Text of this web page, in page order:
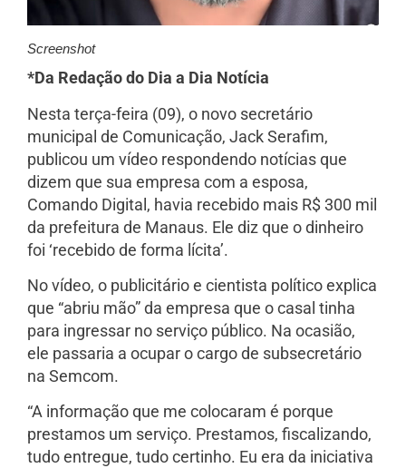
Screenshot
*Da Redação do Dia a Dia Notícia
Nesta terça-feira (09), o novo secretário
municipal de Comunicação, Jack Serafim,
publicou um vídeo respondendo notícias que
dizem que sua empresa com a esposa,
Comando Digital, havia recebido mais R$ 300 mil
da prefeitura de Manaus. Ele diz que o dinheiro
foi ‘recebido de forma lícita’.
No vídeo, o publicitário e cientista político explica
que “abriu mão” da empresa que o casal tinha
para ingressar no serviço público. Na ocasião,
ele passaria a ocupar o cargo de subsecretário
na Semcom.
“A informação que me colocaram é porque
prestamos um serviço. Prestamos, fiscalizando,
tudo entregue, tudo certinho. Eu era da iniciativa